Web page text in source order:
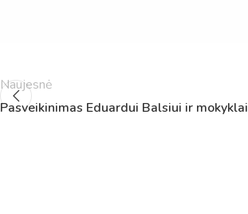
12
Naujesnė
Pasveikinimas Eduardui Balsiui ir mokyklai